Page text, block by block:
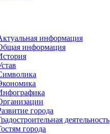
информация
информация
города
деятельность
города